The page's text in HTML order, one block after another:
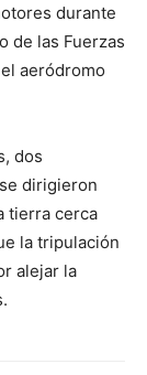
durante
de las Fuerzas
aeródromo
dos
dirigieron
tierra cerca
la tripulación
alejar la